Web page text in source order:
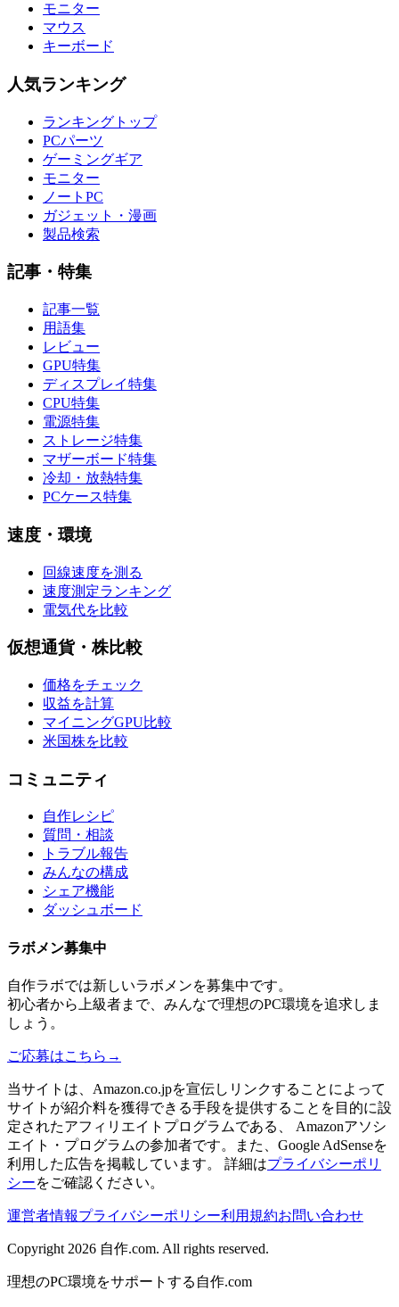
モニター
マウス
キーボード
人気ランキング
ランキングトップ
PCパーツ
ゲーミングギア
モニター
ノートPC
ガジェット・漫画
製品検索
記事・特集
記事一覧
用語集
レビュー
GPU特集
ディスプレイ特集
CPU特集
電源特集
ストレージ特集
マザーボード特集
冷却・放熱特集
PCケース特集
速度・環境
回線速度を測る
速度測定ランキング
電気代を比較
仮想通貨・株比較
価格をチェック
収益を計算
マイニングGPU比較
米国株を比較
コミュニティ
自作レシピ
質問・相談
トラブル報告
みんなの構成
シェア機能
ダッシュボード
ラボメン募集中
自作ラボでは新しいラボメンを募集中です。
初心者から上級者まで、みんなで理想のPC環境を追求しま
しょう。
ご応募はこちら →
当サイトは、Amazon.co.jpを宣伝しリンクすることによって
サイトが紹介料を獲得できる手段を提供することを目的に設
定されたアフィリエイトプログラムである、 Amazonアソシ
エイト・プログラムの参加者です。また、Google AdSenseを
利用した広告を掲載しています。 詳細はプライバシーポリ
シーをご確認ください。
運営者情報プライバシーポリシー利用規約お問い合わせ
Copyright 2026 自作.com. All rights reserved.
理想のPC環境をサポートする自作.com